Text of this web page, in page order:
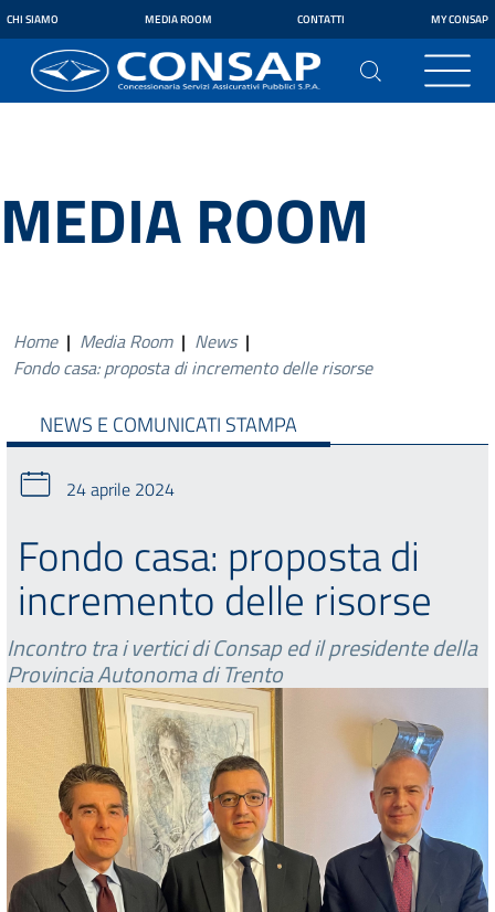
CHI SIAMO MEDIA ROOM CONTATTI MY CONSAP
MEDIA ROOM
Home | Media Room | News |
Fondo casa: proposta di incremento delle risorse
NEWS E COMUNICATI STAMPA
24 aprile 2024
Fondo casa: proposta di
incremento delle risorse
Incontro tra i vertici di Consap ed il presidente della
Provincia Autonoma di Trento